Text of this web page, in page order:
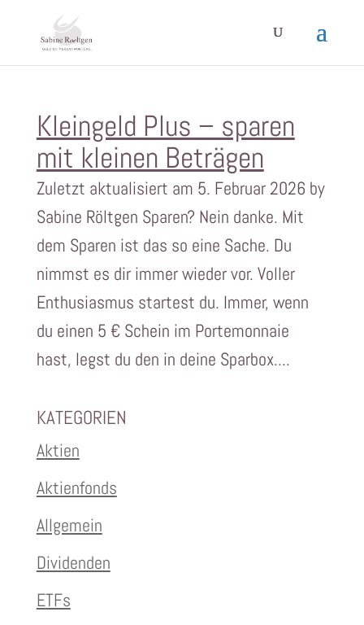
Kleingeld Plus – sparen
mit kleinen Beträgen
Zuletzt aktualisiert am 5. Februar 2026 by
Sabine Röltgen Sparen? Nein danke. Mit
dem Sparen ist das so eine Sache. Du
nimmst es dir immer wieder vor. Voller
Enthusiasmus startest du. Immer, wenn
du einen 5 € Schein im Portemonnaie
hast, legst du den in deine Sparbox....
KATEGORIEN
Aktien
Aktienfonds
Allgemein
Dividenden
ETFs